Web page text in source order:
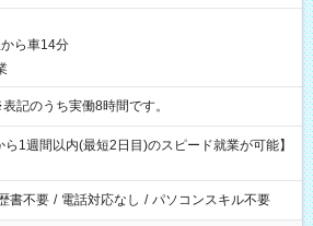
ら車14分
～17:00 ※表記のうち実働8時間です。
1週間以内(最短2日目)のスピード就業が可能】
書不要 / 電話対応なし / パソコンスキル不要